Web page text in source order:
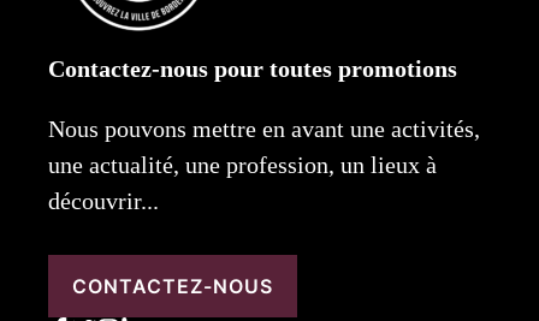
Contactez-nous pour toutes promotions
Nous pouvons mettre en avant une activités,
une actualité, une profession, un lieux à
découvrir...
CONTACTEZ-NOUS